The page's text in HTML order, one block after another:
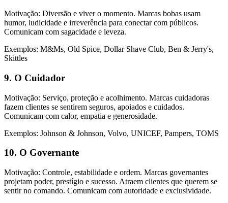
Motivação: Diversão e viver o momento. Marcas bobas usam
humor, ludicidade e irreverência para conectar com públicos.
Comunicam com sagacidade e leveza.
Exemplos: M&Ms, Old Spice, Dollar Shave Club, Ben & Jerry's,
Skittles
9. O Cuidador
Motivação: Serviço, proteção e acolhimento. Marcas cuidadoras
fazem clientes se sentirem seguros, apoiados e cuidados.
Comunicam com calor, empatia e generosidade.
Exemplos: Johnson & Johnson, Volvo, UNICEF, Pampers, TOMS
10. O Governante
Motivação: Controle, estabilidade e ordem. Marcas governantes
projetam poder, prestígio e sucesso. Atraem clientes que querem se
sentir no comando. Comunicam com autoridade e exclusividade.